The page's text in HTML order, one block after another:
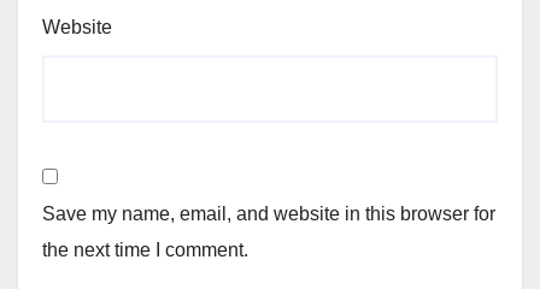
Website
Save my name, email, and website in this browser for
the next time I comment.